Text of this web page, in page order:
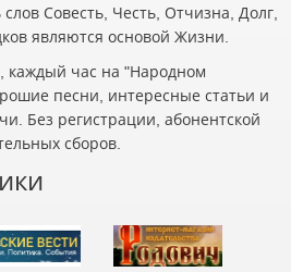
слов Совесть, Честь, Отчизна, Долг,
являются основой Жизни.
каждый час на "Народном
песни, интересные статьи и
Без регистрации, абонентской
сборов.